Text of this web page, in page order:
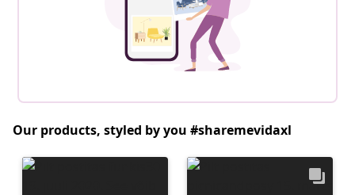
Our products, styled by you #sharemevidaxl